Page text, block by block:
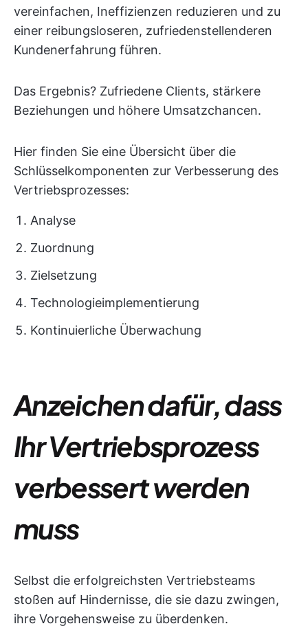
vereinfachen, Ineffizienzen reduzieren und zu
einer reibungsloseren, zufriedenstellenderen
Kundenerfahrung führen.
Das Ergebnis? Zufriedene Clients, stärkere
Beziehungen und höhere Umsatzchancen.
Hier finden Sie eine Übersicht über die
Schlüsselkomponenten zur Verbesserung des
Vertriebsprozesses:
Analyse
Zuordnung
Zielsetzung
Technologieimplementierung
Kontinuierliche Überwachung
Anzeichen dafür, dass
Ihr Vertriebsprozess
verbessert werden
muss
Selbst die erfolgreichsten Vertriebsteams
stoßen auf Hindernisse, die sie dazu zwingen,
ihre Vorgehensweise zu überdenken.